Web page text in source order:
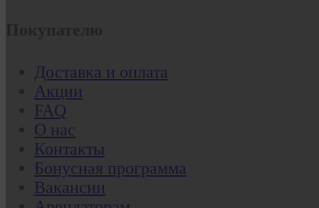
Доставка и оплата
Акции
FAQ
О нас
Контакты
Бонусная программа
Вакансии